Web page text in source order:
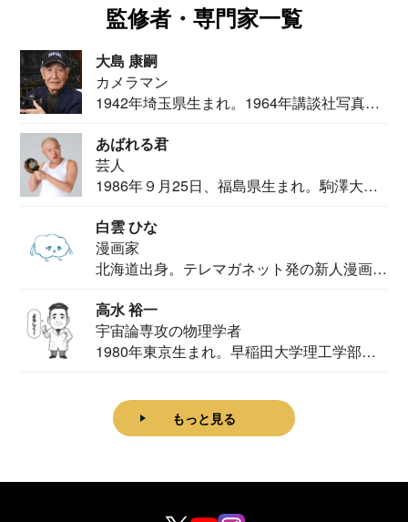
監修者・専門家一覧
大島 康嗣
カメラマン
1942年埼玉県生まれ。1964年講談社写真部
あばれる君
芸人
1986年９月25日、福島県生まれ。駒澤大学
白雲 ひな
漫画家
北海道出身。テレマガネット発の新人漫画
高水 裕一
宇宙論専攻の物理学者
1980年東京生まれ。早稲田大学理工学部物
もっと見る